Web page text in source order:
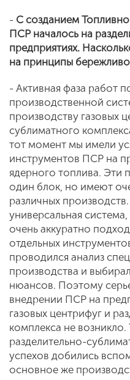
- С созданием
ПСР началось на
предприятиях.
на принципы
- Активная фаза работ
производственной
производству газовых
сублиматного
тот момент мы имели
инструментов ПСР на
ядерного топлива. Эти
один блок, но имеют
различных
универсальная
очень аккуратно
отдельных
проводился анализ
производства и
нюансов. Поэтому
внедрении ПСР на
газовых центрифуг и
комплекса не
разделительно-
успехов добились
основное же